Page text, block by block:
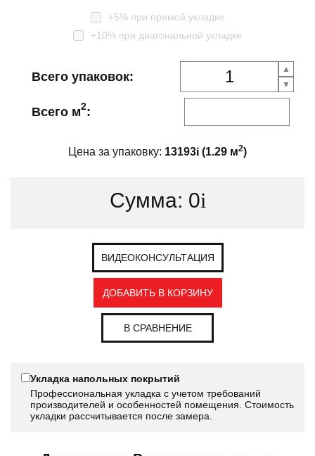
+5% при прямой укладке
+10% при диагональной укладке
Всего упаковок:
Всего м2:
Цена за упаковку: 13193i (1.29 м2)
Сумма: 0i
ВИДЕОКОНСУЛЬТАЦИЯ
ДОБАВИТЬ В КОРЗИНУ
В СРАВНЕНИЕ
Укладка напольных покрытий
Профессиональная укладка с учетом требований
производителей и особенностей помещения. Стоимость
укладки рассчитывается после замера.